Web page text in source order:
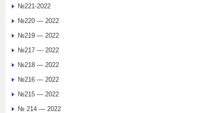
№221-2022
№220 — 2022
№219 — 2022
№217 — 2022
№218 — 2022
№216 — 2022
№215 — 2022
№ 214 — 2022